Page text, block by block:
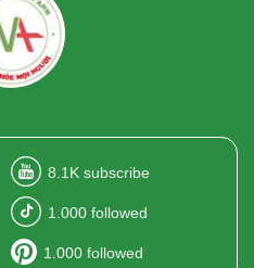
8.1K subscribe
1.000 followed
1.000 followed